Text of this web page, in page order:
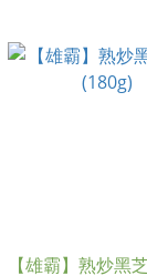
【雄霸】熟炒黑